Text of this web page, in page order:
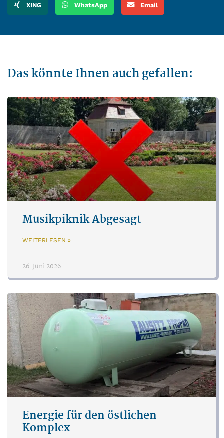
XING WhatsApp Email
Das könnte Ihnen auch gefallen:
Musikpiknik Abgesagt
WEITERLESEN »
26. Juni 2026
Energie für den östlichen
Komplex